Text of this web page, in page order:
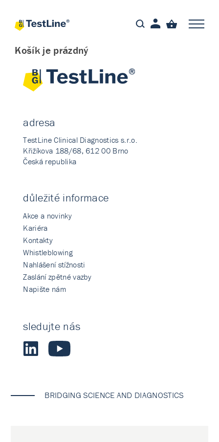
Košík je prázdný
adresa
TestLine Clinical Diagnostics s.r.o.
Křižíkova 188/68, 612 00 Brno
Česká republika
důležité informace
Akce a novinky
Kariéra
Kontakty
Whistleblowing
Nahlášení stížnosti
Zaslání zpětné vazby
Napište nám
sledujte nás
BRIDGING SCIENCE AND DIAGNOSTICS